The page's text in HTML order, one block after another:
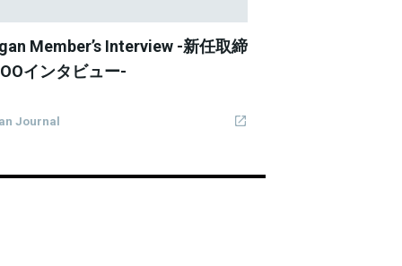
Member’s Interview -新任取締
インタビュー-
Journal